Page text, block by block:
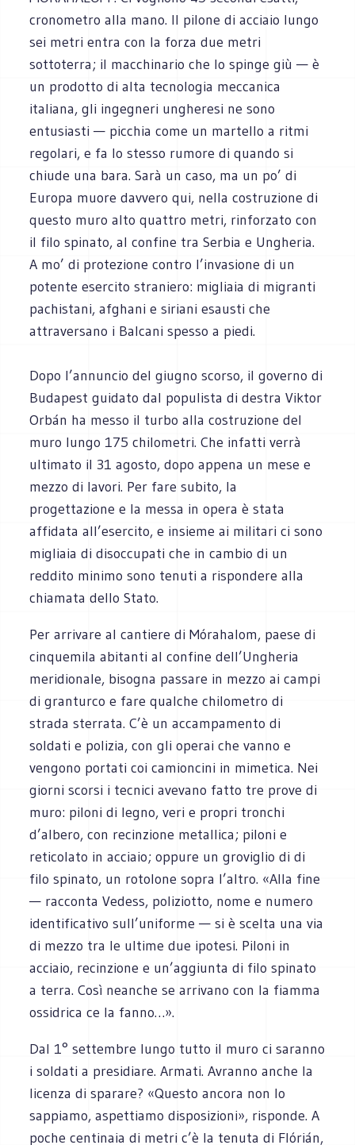
cronometro alla mano. Il pilone di acciaio lungo
sei metri entra con la forza due metri
sottoterra; il macchinario che lo spinge giù — è
un prodotto di alta tecnologia meccanica
italiana, gli ingegneri ungheresi ne sono
entusiasti — picchia come un martello a ritmi
regolari, e fa lo stesso rumore di quando si
chiude una bara. Sarà un caso, ma un po’ di
Europa muore davvero qui, nella costruzione di
questo muro alto quattro metri, rinforzato con
il filo spinato, al confine tra Serbia e Ungheria.
A mo’ di protezione contro l’invasione di un
potente esercito straniero: migliaia di migranti
pachistani, afghani e siriani esausti che
attraversano i Balcani spesso a piedi.
Dopo l’annuncio del giugno scorso, il governo di
Budapest guidato dal populista di destra Viktor
Orbán ha messo il turbo alla costruzione del
muro lungo 175 chilometri. Che infatti verrà
ultimato il 31 agosto, dopo appena un mese e
mezzo di lavori. Per fare subito, la
progettazione e la messa inopera è stata
affidata all’esercito, e insieme ai militari ci sono
migliaia di disoccupati che in cambio di un
reddito minimo sono tenuti a rispondere alla
chiamata dello Stato.
Per arrivare al cantiere di Mórahalom, paese di
cinquemila abitanti al confine dell’Ungheria
meridionale, bisogna passare in mezzo ai campi
di granturco e fare qualche chilometro di
strada sterrata. C’è un accampamento di
soldati e polizia, con gli operai che vanno e
vengono portati coi camioncini in mimetica. Nei
giorni scorsi i tecnici avevano fatto tre prove di
muro: piloni di legno, veri e propri tronchi
d’albero, con recinzione metallica; piloni e
reticolato in acciaio; oppure un groviglio di di
filo spinato, un rotolone sopra l’altro. «Alla fine
— racconta Vedess, poliziotto, nome e numero
identificativo sull’uniforme — si è scelta una via
di mezzo tra le ultime due ipotesi. Piloni in
acciaio, recinzione e un’aggiunta di filo spinato
a terra. Così neanche se arrivano con la fiamma
ossidrica ce la fanno…».
Dal 1° settembre lungo tutto il muro ci saranno
i soldati a presidiare. Armati. Avranno anche la
licenza di sparare? «Questo ancora non lo
sappiamo, aspettiamo disposizioni», risponde. A
poche centinaia di metri c’è la tenuta di Flórián,